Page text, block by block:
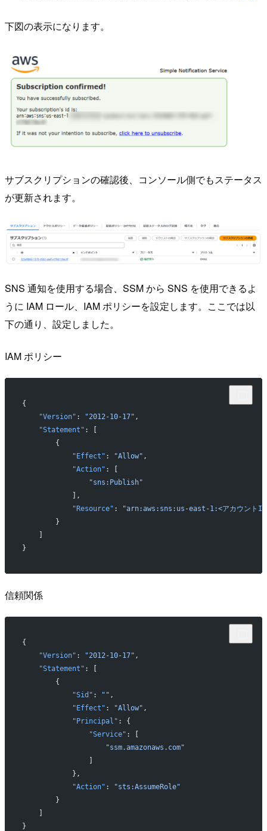
下図の表示になります。
サブスクリプションの確認後、コンソール側でもステータス
が更新されます。
SNS 通知を使用する場合、SSM から SNS を使用できるよ
うに IAM ロール、IAM ポリシーを設定します。ここでは以
下の通り、設定しました。
IAM ポリシー
{
    "Version"
: "2012-10-17" ,
    "Statement"
: [
        {
            "Effect"
: "Allow" ,
            "Action"
: [
                "sns:Publish"
            ],
            "Resource"
:
"arn:aws:sns:us-east-1:<アカウン
        }
}
信頼関係
{
    "Version"
: "2012-10-17" ,
    "Statement"
: [
        {
            "Sid"
: "" ,
            "Effect"
: "Allow" ,
            "Principal"
: {
                "Service"
: [
                    "ssm.amazonaws.com"
                ]
            },
            "Action"
:
"sts:AssumeRole"
        }
    ]
}